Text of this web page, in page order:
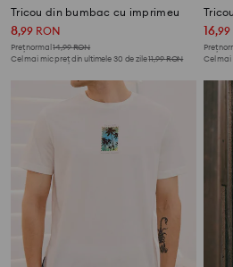
Tricou din bumbac cu imprimeu
8,99 RON
Preț normal14,99RON
Cel mai mic preț din ultimele 30 de zile11,99RON
16,99
Preț
Cel mai